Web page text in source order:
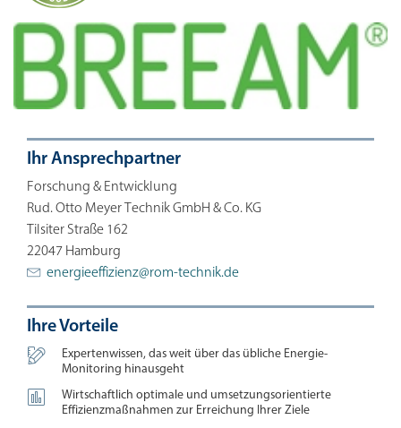
Ihr Ansprechpartner
Forschung & Entwicklung
Rud. Otto Meyer Technik GmbH & Co. KG
Tilsiter Straße 162
22047 Hamburg
energieeffizienz@rom-technik.de
Ihre Vorteile

Expertenwissen, das weit über das übliche Energie-
Monitoring hinausgeht

Wirtschaftlich optimale und umsetzungsorientierte
Effizienzmaßnahmen zur Erreichung Ihrer Ziele